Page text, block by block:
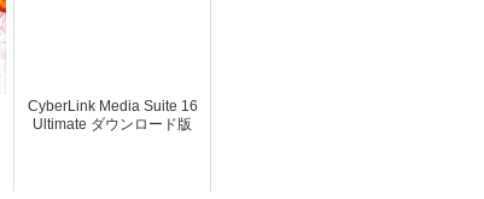
CyberLink Media Suite 16
Ultimate ダウンロード版